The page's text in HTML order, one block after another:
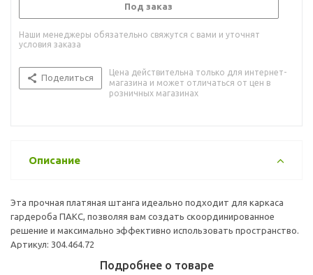
Под заказ
Наши менеджеры обязательно свяжутся с вами и уточнят
условия заказа
Поделиться
Цена действительна только для интернет-
магазина и может отличаться от цен в
розничных магазинах
Описание
Эта прочная платяная штанга идеально подходит для каркаса
гардероба ПАКС, позволяя вам создать скоординированное
решение и максимально эффективно использовать пространство.
Артикул: 304.464.72
Подробнее о товаре